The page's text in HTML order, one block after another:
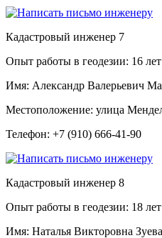
Кадастровый инженер 7
Опыт работы в геодезии: 16 лет
Имя: Александр Валерьевич
Местоположение: улица
Телефон: +7 (910) 666-41-90
Кадастровый инженер 8
Опыт работы в геодезии: 18 лет
Имя: Наталья Викторовна Зуева